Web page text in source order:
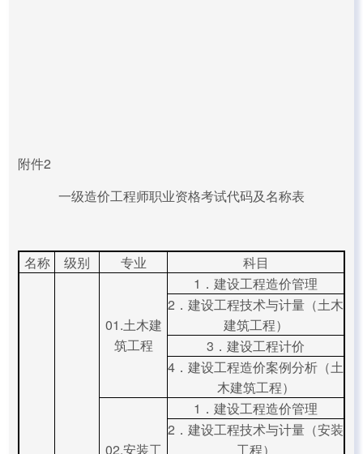
附件2
一级造价工程师职业资格考试代码及名称表
名称 级别 专业 科目
01.土木建
筑工程
1．建设工程造价管理
2．建设工程技术与计量（土木
建筑工程）
3．建设工程计价
4．建设工程造价案例分析（土
木建筑工程）
02.安装工
1．建设工程造价管理
2．建设工程技术与计量（安装
工程）